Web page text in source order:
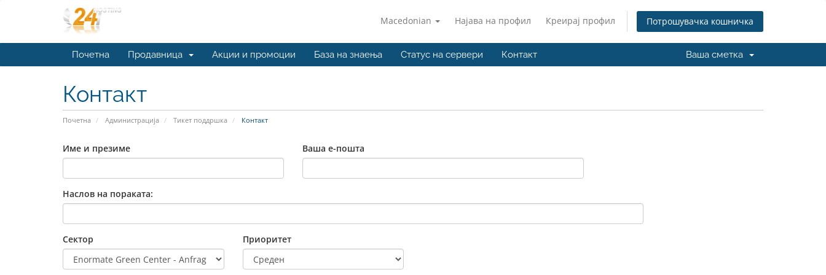
Macedonian Најава на профил Креирај профил Потрошувачка кошничка
Почетна Продавница Акции и промоции База на знаења Статус на сервери Контакт Ваша сметка
Контакт
Почетна Администрација Тикет поддршка Контакт
Име и презиме Ваша е-пошта
Наслов на пораката:
Сектор Приоритет